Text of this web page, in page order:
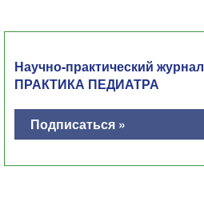
Научно-практический журнал
ПРАКТИКА ПЕДИАТРА
Подписаться »